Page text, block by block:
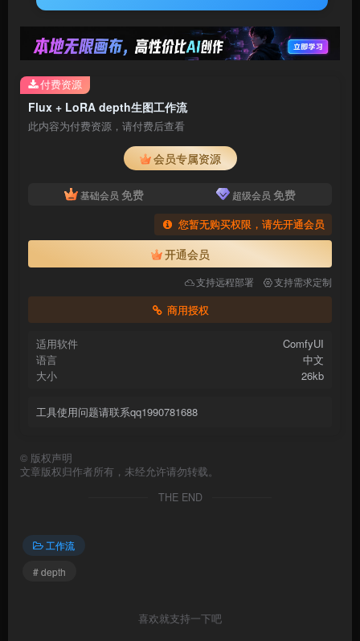
Flux + LoRA depth生图工作流
此内容为付费资源，请付费后查看
会员专属资源
基础会员 免费 超级会员 免费
您暂无购买权限，请先开通会员
开通会员
支持远程部署 支持需求定制
商用授权
适用软件
ComfyUI
语言
中文
大小
26kb
工具使用问题请联系qq1990781688
付费资源
© 版权声明
文章版权归作者所有，未经允许请勿转载。
THE END
工作流
# depth
喜欢就支持一下吧